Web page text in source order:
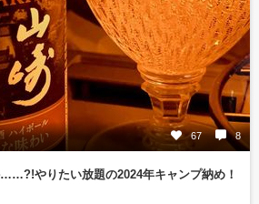
67 8
やりたい放題の2024年キャンプ納め！